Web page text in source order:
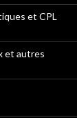
et CPL
et autres